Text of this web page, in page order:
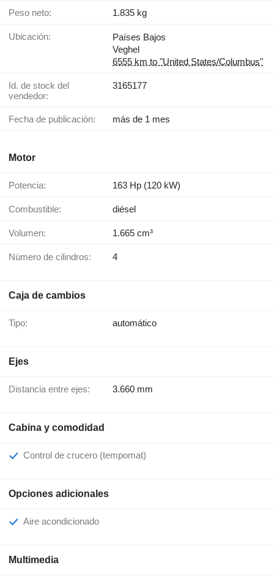
Peso neto: 1.835 kg
Ubicación:
Países Bajos
Veghel
6555 km to "United States/Columbus"
Id. de stock del
vendedor:
3165177
Fecha de publicación: más de 1 mes
Motor
Potencia: 163 Hp (120 kW)
Combustible: diésel
Volumen: 1.665 cm³
Número de cilindros: 4
Caja de cambios
Tipo: automático
Ejes
Distancia entre ejes: 3.660 mm
Cabina y comodidad
Control de crucero (tempomat)
Opciones adicionales
Aire acondicionado
Multimedia